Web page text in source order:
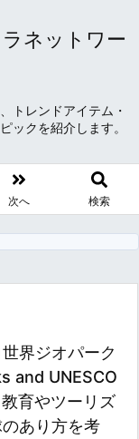
ネットワー
トレンドアイテム・
ックを紹介します。
次へ 検索
界ジオパーク
and UNESCO
育やツーリズ
あり方を考